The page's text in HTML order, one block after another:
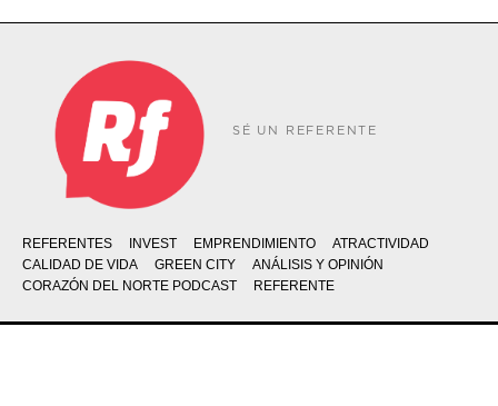
SÉ UN REFERENTE
REFERENTES INVEST EMPRENDIMIENTO
ATRACTIVIDAD
CALIDAD DE VIDA
GREEN CITY
ANÁLISIS Y OPINIÓN
CORAZÓN DEL NORTE PODCAST
REFERENTE